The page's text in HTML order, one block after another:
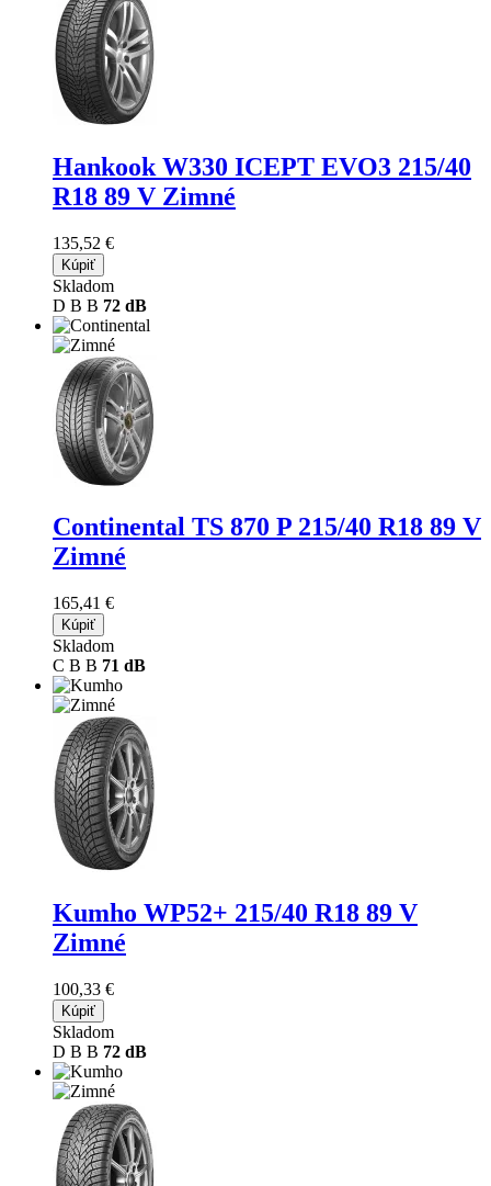
Hankook W330 ICEPT EVO3 215/40
R18 89 V Zimné
135,52 €
Kúpiť
Skladom
D B B 72 dB
Continental TS 870 P 215/40 R18 89 V
Zimné
165,41 €
Kúpiť
Skladom
C B B 71 dB
Kumho WP52+ 215/40 R18 89 V
Zimné
100,33 €
Kúpiť
Skladom
D B B 72 dB